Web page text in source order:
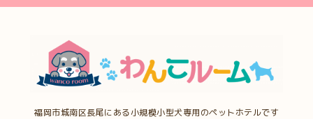
福岡市城南区長尾にある小規模小型犬専用のペットホテルです